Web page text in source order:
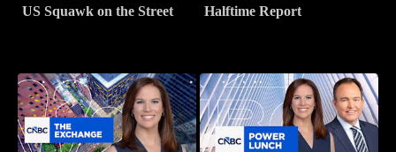
US Squawk on the Street Halftime Report